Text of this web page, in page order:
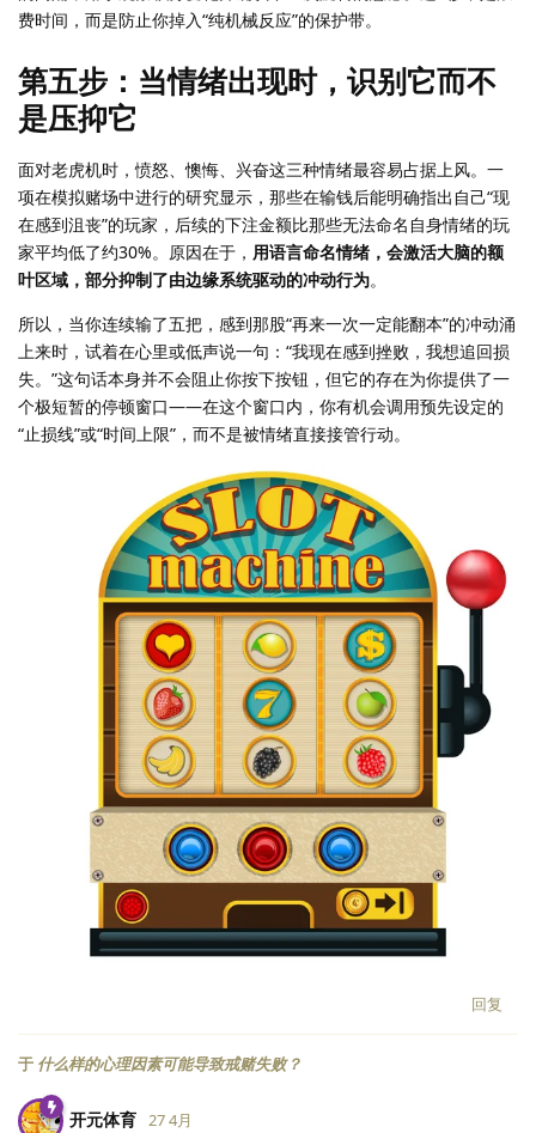
费时间，而是防止你掉入“纯机械反应”的保护带。
第五步：当情绪出现时，识别它而不
是压抑它
面对老虎机时，愤怒、懊悔、兴奋这三种情绪最容易占据上风。一
项在模拟赌场中进行的研究显示，那些在输钱后能明确指出自己“现
在感到沮丧”的玩家，后续的下注金额比那些无法命名自身情绪的玩
家平均低了约30%。原因在于， 用语言命名情绪，会激活大脑的额
叶区域，部分抑制了由边缘系统驱动的冲动行为。
所以，当你连续输了五把，感到那股“再来一次一定能翻本”的冲动涌
上来时，试着在心里或低声说一句：“我现在感到挫败，我想追回损
失。”这句话本身并不会阻止你按下按钮，但它的存在为你提供了一
个极短暂的停顿窗口——在这个窗口内，你有机会调用预先设定的
“止损线”或“时间上限”，而不是被情绪直接接管行动。
回复
于 什么样的心理因素可能导致戒赌失败？
开元体育 27 4月